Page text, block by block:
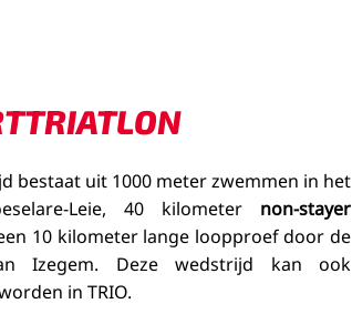
bestaat uit 1000 meter zwemmen in het
Leie, 40 kilometer non-stayer
10 kilometer lange loopproef door de
Izegem. Deze wedstrijd kan ook
in TRIO.